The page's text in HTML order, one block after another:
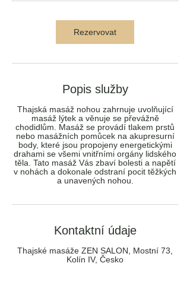
Rezervovat
Popis služby
Thajská masáž nohou zahrnuje uvolňující
masáž lýtek a věnuje se převážně
chodidlům. Masáž se provádí tlakem prstů
nebo masážních pomůcek na akupresurní
body, které jsou propojeny energetickými
drahami se všemi vnitřními orgány lidského
těla. Tato masáž Vás zbaví bolesti a napětí
v nohách a dokonale odstraní pocit těžkých
a unavených nohou.
Kontaktní údaje
Thajské masáže ZEN SALON, Mostní 73,
Kolín IV, Česko